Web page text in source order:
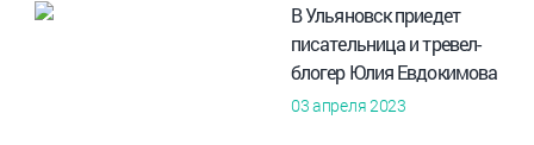
В Ульяновск приедет
писательница и тревел-
блогер Юлия Евдокимова
03 апреля 2023